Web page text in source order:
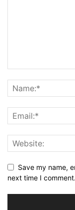
Save my name,
next time I comment.